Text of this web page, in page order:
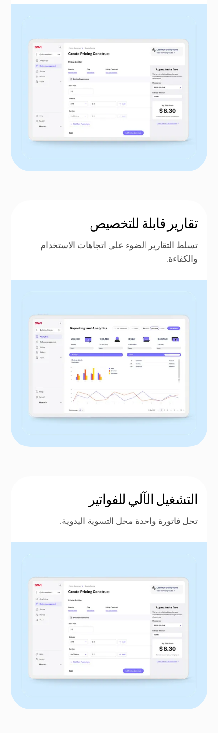
تقارير قابلة للتخصيص
تسلط التقارير الضوء على اتجاهات الاستخدام
والكفاءة.
التشغيل الآلي للفواتير
تحل فاتورة واحدة محل التسوية اليدوية.